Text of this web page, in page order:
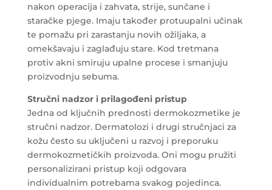
nakon operacija i zahvata, strije, sunčane i
staračke pjege. Imaju također protuupalni učinak
te pomažu pri zarastanju novih ožiljaka, a
omekšavaju i zaglađuju stare. Kod tretmana
protiv akni smiruju upalne procese i smanjuju
proizvodnju sebuma.
Stručni nadzor i prilagođeni pristup
Jedna od ključnih prednosti dermokozmetike je
stručni nadzor. Dermatolozi i drugi stručnjaci za
kožu često su uključeni u razvoj i preporuku
dermokozmetičkih proizvoda. Oni mogu pružiti
personalizirani pristup koji odgovara
individualnim potrebama svakog pojedinca.